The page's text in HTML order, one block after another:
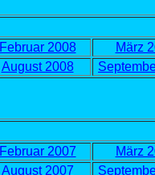
Februar 2008
März
August 2008
Februar 2007
März
August 2007